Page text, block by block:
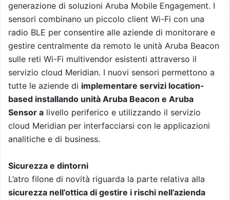
generazione di soluzioni Aruba Mobile Engagement. I
sensori combinano un piccolo client Wi-Fi con una
radio BLE per consentire alle aziende di monitorare e
gestire centralmente da remoto le unità Aruba Beacon
sulle reti Wi-Fi multivendor esistenti attraverso il
servizio cloud Meridian. I nuovi sensori permettono a
tutte le aziende di implementare servizi location-
based installando unità Aruba Beacon e Aruba
Sensor a livello periferico e utilizzando il servizio
cloud Meridian per interfacciarsi con le applicazioni
analitiche e di business.
Sicurezza e dintorni
L’atro filone di novità riguarda la parte relativa alla
sicurezza nell’ottica di gestire i rischi nell’azienda